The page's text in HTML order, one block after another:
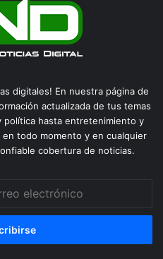
digitales! En nuestra página de
actualizada de tus temas
hasta entretenimiento y
todo momento y en cualquier
cobertura de noticias.